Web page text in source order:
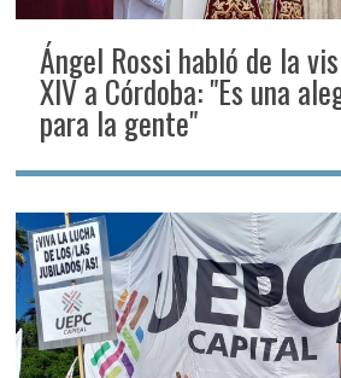
Ángel Rossi habló de la
XIV a Córdoba: "Es una
para la gente"